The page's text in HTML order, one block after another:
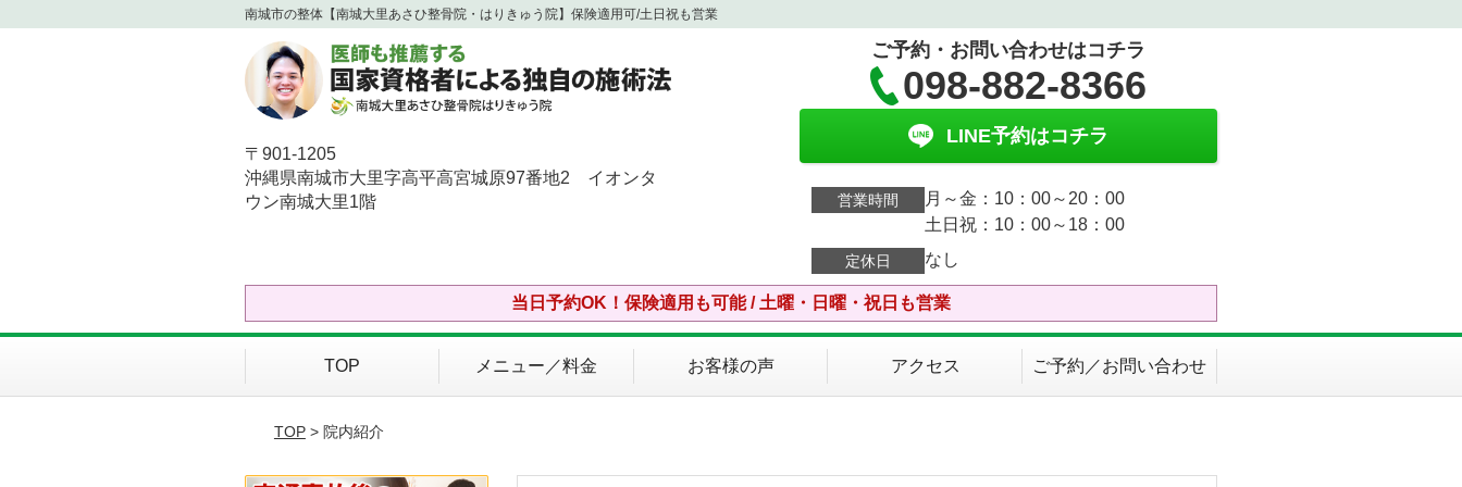
南城市の整体【南城大里あさひ整骨院・はりきゅう院】保険適用可/土日祝も営業
〒901-1205
沖縄県南城市大里字高平高宮城原97番地2 イオンタ
ウン南城大里1階
ご予約・お問い合わせはコチラ
098-882-8366
LINE予約はコチラ
営業時間
月～金：10：00～20：00
土日祝：10：00～18：00
定休日 なし
当日予約OK！保険適用も可能 / 土曜・日曜・祝日も営業
TOP メニュー／料金 お客様の声 アクセス ご予約／お問い合わせ
TOP> 院内紹介